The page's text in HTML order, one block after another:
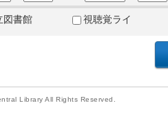
図書館 視聴覚ライ
Library All Rights Reserved.